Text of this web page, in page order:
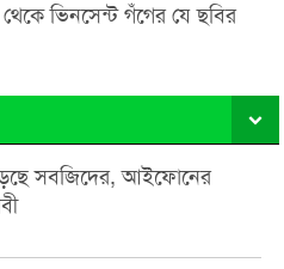
থেকে ভিনসেন্ট গঁগের যে ছবির
সবজিদের, আইফোনের